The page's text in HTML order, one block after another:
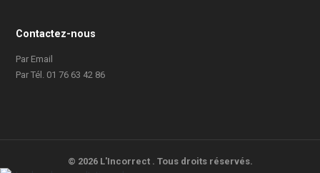
Contactez-nous
Par Email
Par Tél. 01 76 63 42 86
© 2026 L'Incorrect . Tous droits réservés.